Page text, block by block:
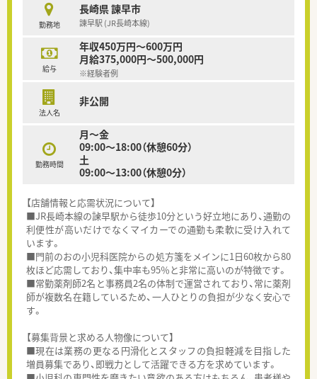
勤務地
長崎県 諫早市
諫早駅 (JR長崎本線)
給与
年収450万円～600万円
月給375,000円～500,000円
※経験者例
法人名
非公開
勤務時間
月～金
09:00～18:00（休憩60分）
土
09:00～13:00（休憩0分）
【店舗情報と応需状況について】
■JR長崎本線の諫早駅から徒歩10分という好立地にあり、通勤の
利便性が高いだけでなくマイカーでの通勤も柔軟に受け入れて
います。
■門前のおの小児科医院からの処方箋をメインに1日60枚から80
枚ほど応需しており、集中率も95％と非常に高いのが特徴です。
■常勤薬剤師2名と事務員2名の体制で運営されており、常に薬剤
師が複数名在籍しているため、一人ひとりの負担が少なく安心で
す。
【募集背景と求める人物像について】
■現在は業務の更なる円滑化とスタッフの負担軽減を目指した
増員募集であり、即戦力として活躍できる方を求めています。